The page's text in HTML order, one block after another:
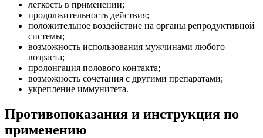
легкость в применении;
продолжительность действия;
положительное воздействие на органы репродуктивной
системы;
возможность использования мужчинами любого
возраста;
пролонгация полового контакта;
возможность сочетания с другими препаратами;
укрепление иммунитета.
Противопоказания и инструкция по
применению